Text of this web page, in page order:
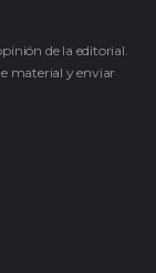
de la editorial.
material y enviar